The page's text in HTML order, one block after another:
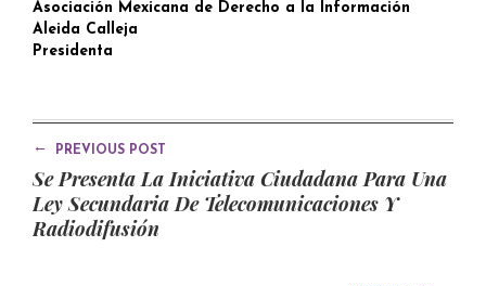
Asociación Mexicana de Derecho a la Información
Aleida Calleja
Presidenta
← PREVIOUS POST
Se Presenta La Iniciativa Ciudadana Para Una
Ley Secundaria De Telecomunicaciones Y
Radiodifusión